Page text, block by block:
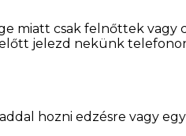
miatt csak felnőttek
jelezd nekünk
hozni edzésre vagy